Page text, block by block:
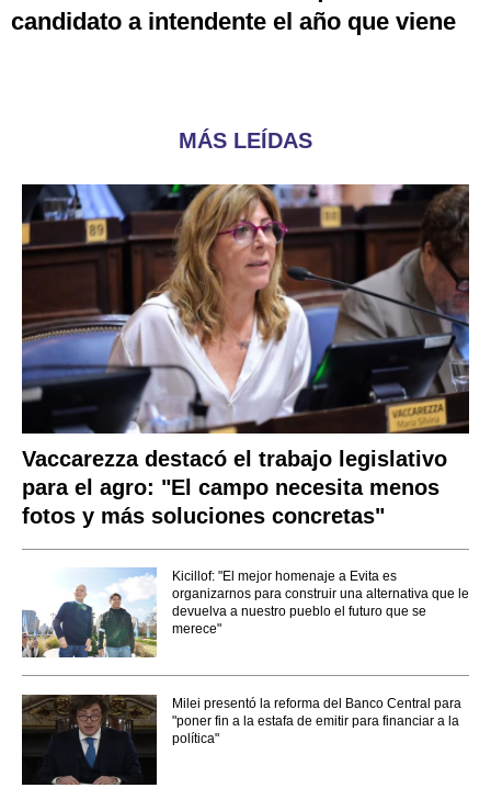
candidato a intendente el año que viene
MÁS LEÍDAS
Vaccarezza destacó el trabajo legislativo
para el agro: "El campo necesita menos
fotos y más soluciones concretas"
Kicillof: "El mejor homenaje a Evita es
organizarnos para construir una alternativa que le
devuelva a nuestro pueblo el futuro que se
merece"
Milei presentó la reforma del Banco Central para
"poner fin a la estafa de emitir para financiar a la
política"